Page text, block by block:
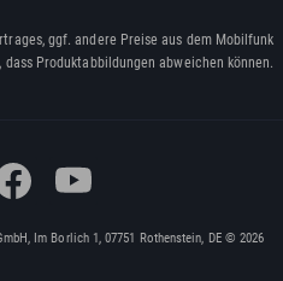
ggf. andere Preise aus dem Mobilfunk
Produktabbildungen abweichen können.
Im Borlich 1, 07751 Rothenstein, DE © 2026